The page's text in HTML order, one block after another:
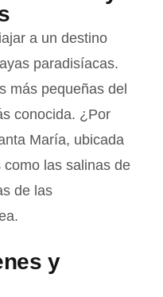
a un destino
paradisíacas.
más pequeñas del
conocida. ¿Por
María, ubicada
las salinas de
de las
y